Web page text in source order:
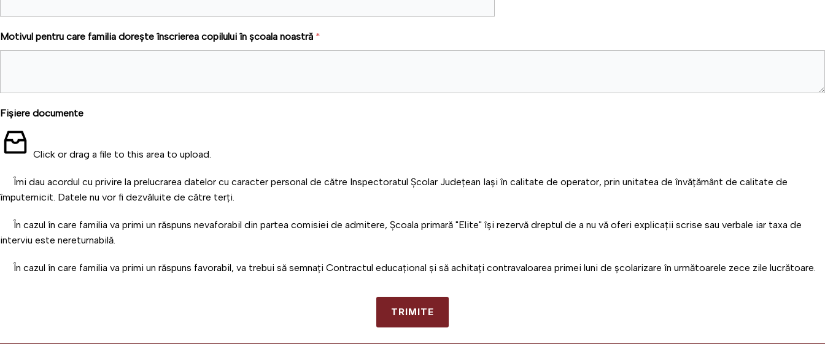
Motivul pentru care familia dorește înscrierea copilului în școala noastră *
Fișiere documente
Click or drag a file to this area to upload.
Îmi dau acordul cu privire la prelucrarea datelor cu caracter personal de către Inspectoratul Școlar Județean Iași în calitate de operator, prin unitatea de învățământ de calitate de
împuternicit. Datele nu vor fi dezvăluite de către terți.
În cazul în care familia va primi un răspuns nevaforabil din partea comisiei de admitere, Școala primară "Elite" își rezervă dreptul de a nu vă oferi explicații scrise sau verbale iar taxa de
interviu este nereturnabilă.
În cazul în care familia va primi un răspuns favorabil, va trebui să semnați Contractul educațional și să achitați contravaloarea primei luni de școlarizare în următoarele zece zile lucrătoare.
TRIMITE